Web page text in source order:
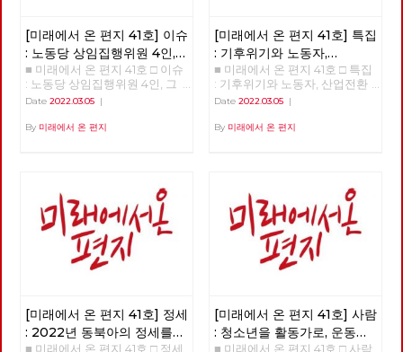
[미래에서 온 편지 41호] 이슈
: 노동당 상임집행위원 4인,
그들은 누구인가?
■ 미래에서 온 편지 41호 □ 이슈
: 노동당 상임집행위원 4인, 그
들은 누구인가? >>>>>> 업로드
Date 2022.03.05 |
By 미래에서 온 편지
[미래에서 온 편지 41호] 특집
: 기후위기와 노동자,
산업전환을 넘어
체제전환으로
■ 미래에서 온 편지 41호 □ 특집
: 기후위기와 노동자, 산업전환
을 넘어 체제전환으로 >>>>>>
Date 2022.03.05|
By 미래에서 온 편지
[미래에서 온 편지 41호] 정세
: 2022년 동북아의 정세를
■ 미래에서 온 편지 41호 □ 정세
[미래에서 온 편지 41호] 사람
: 청소년을 활동가로, 운동
■ 미래에서 온 편지 41호 □ 사람